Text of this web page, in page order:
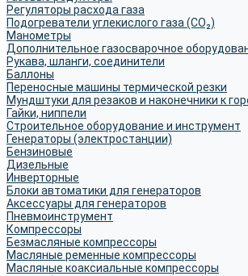
Регуляторы расхода газа
Подогреватели углекислого газа (CO₂)
Манометры
Дополнительное газосварочное
Рукава, шланги, соединители
Баллоны
Переносные машины термической резки
Мундштуки для резаков и наконечники к
Гайки, ниппели
Строительное оборудование и инструмент
Генераторы (электростанции)
Бензиновые
Дизельные
Инверторные
Блоки автоматики для генераторов
Аксессуары для генераторов
Пневмоинструмент
Компрессоры
Безмасляные компрессоры
Масляные ременные компрессоры
Масляные коаксиальные компрессоры